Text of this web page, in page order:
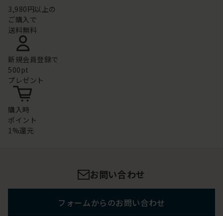
3,980円以上の
ご購入で
送料無料
新規会員登録で
500pt
プレゼント
購入時
ポイント
1%還元
お問い合わせ
フォームからのお問い合わせ